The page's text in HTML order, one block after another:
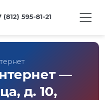
(812) 595-81-21
—
д. 10,